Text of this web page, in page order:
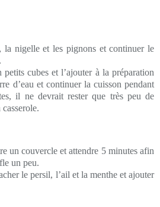
la nigelle et les pignons et continuer le
cubes et l’ajouter à la préparation
d’eau et continuer la cuisson pendant
il ne devrait rester que très peu de
un couvercle et attendre 5 minutes afin
un peu.
le persil, l’ail et la menthe et ajouter